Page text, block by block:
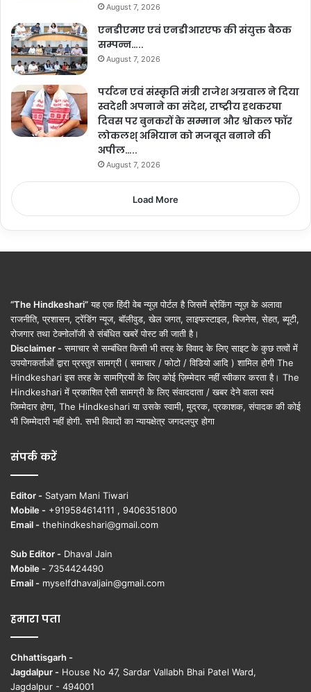
August 7, 2026
एनडीएमए एवं एनडीआरएफ की संयुक्त बैठक
सम्पन्न…..
August 7, 2026
पर्यटन एवं संस्कृति मंत्री राजेश अग्रवाल ने दिया
स्वदेशी अपनाने का संदेश, राष्ट्रीय हथकरघा
दिवस पर बुनकरों के सम्मान और श्वोकल फॉर
लोकलश् अभियान को मजबूत बनाने की
अपील…..
August 7, 2026
Load More
“The Hindkeshari”यह एक हिंदी वेब न्यूज़ पोर्टल है जिसमें ब्रेकिंग न्यूज़ के अलावा
राजनीति, प्रशासन, ट्रेंडिंग न्यूज, बॉलीवुड, खेल जगत, लाइफस्टाइल, बिजनेस, सेहत, ब्यूटी,
रोजगार तथा टेक्नोलॉजी से संबंधित खबरें पोस्ट की जाती है।
Disclaimer - समाचार से सम्बंधित किसी भी तरह के विवाद के लिए साइट के कुछ तत्वों में
उपयोगकर्ताओं द्वारा प्रस्तुत सामग्री ( समाचार / फोटो / विडियो आदि ) शामिल होगी The
Hindkeshari इस तरह के सामग्रियों के लिए कोई ज़िम्मेदार नहीं स्वीकार करता है। The
Hindkeshari में प्रकाशित ऐसी सामग्री के लिए संवाददाता / खबर देने वाला स्वयं
जिम्मेदार होगा, The Hindkeshari या उसके स्वामी, मुद्रक, प्रकाशक, संपादक की कोई
भी जिम्मेदारी नहीं होगी. सभी विवादों का न्यायक्षेत्र जगदलपुर होगा
संपर्क करें
Editor - Satyam Mani Tiwari
Mobile - +919584614111 , 9406351800
Email - thehindkeshari@gmail.com
Sub Editor - Dhaval Jain
Mobile - 7354424490
Email - myselfdhavaljain@gmail.com
हमारा पता
Chhattisgarh -
Jagdalpur - House No 47, Sardar Vallabh Bhai Patel Ward,
Jagdalpur - 494001